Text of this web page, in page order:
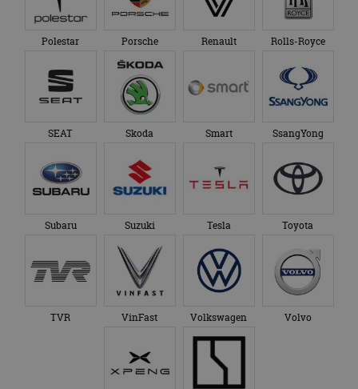
Polestar Porsche Renault Rolls-Royce
SEAT Skoda Smart SsangYong
Subaru Suzuki Tesla Toyota
TVR VinFast Volkswagen Volvo